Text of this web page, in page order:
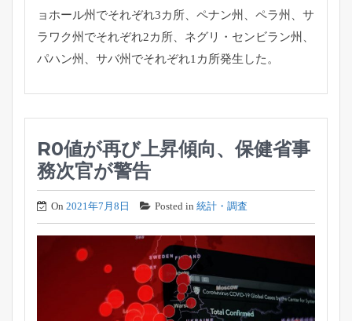
ョホール州でそれぞれ3カ所、ペナン州、ペラ州、 サ
ラワク州でそれぞれ2カ所、ネグリ・センビラン州、
パハン州、 サバ州でそれぞれ1カ所発生した。
R0値が再び上昇傾向、保健省事
務次官が警告
On 2021年7月8日 Posted in 統計・調査